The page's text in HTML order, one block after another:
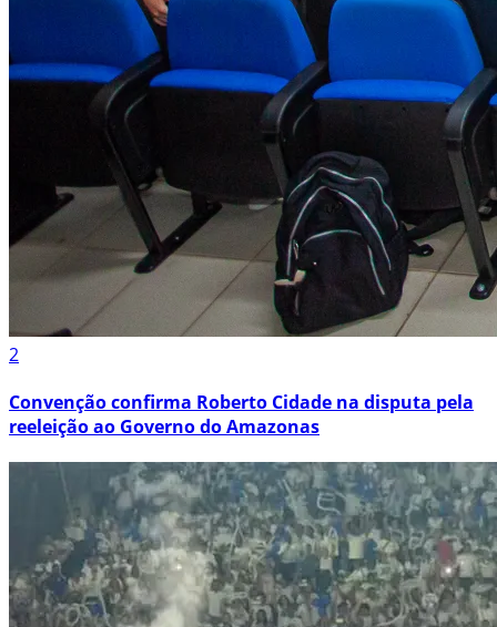
2
Convenção confirma Roberto Cidade na disputa pela
reeleição ao Governo do Amazonas